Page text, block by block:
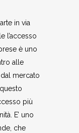
in via
l’accesso
è uno
alle
mercato
più
E’ uno
che